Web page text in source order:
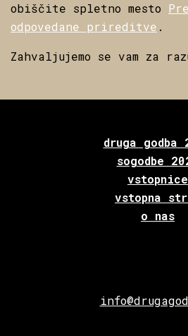
obiščite spletno mesto
odpovedane prireditve .
Zahvaljujemo se vam za
druga godba
sogodbe
vstopnice
vstopna
o nas